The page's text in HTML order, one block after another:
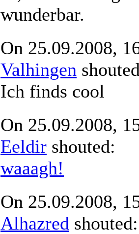
wunderbar.
On 25.09.2008,
Valhingen
Ich finds cool
On 25.09.2008,
Eeldir
waaagh!
On 25.09.2008,
Alhazred